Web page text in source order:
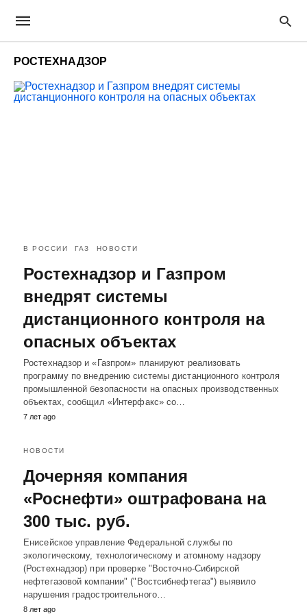
РОСТЕХНАДЗОР
В РОССИИ ГАЗ НОВОСТИ
Ростехнадзор и Газпром
внедрят системы
дистанционного контроля на
опасных объектах
Ростехнадзор и «Газпром» планируют реализовать
программу по внедрению системы дистанционного контроля
промышленной безопасности на опасных производственных
объектах, сообщил «Интерфакс» со…
7 лет ago
НОВОСТИ
Дочерняя компания
«Роснефти» оштрафована на
300 тыс. руб.
Енисейское управление Федеральной службы по
экологическому, технологическому и атомному надзору
(Ростехнадзор) при проверке "Восточно-Сибирской
нефтегазовой компании" ("Востсибнефтегаз") выявило
нарушения градостроительного…
8 лет ago